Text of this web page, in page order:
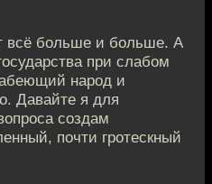
всё больше и больше. А
при слабом
народ и
Давайте я для
создам
почти гротескный